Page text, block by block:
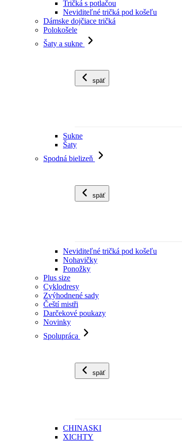
Tričká s potlačou
Neviditeľné tričká pod košeľu
Dámske dojčiace tričká
Polokošele
Šaty a sukne
späť
Sukne
Šaty
Spodná bielizeň
späť
Neviditeľné tričká pod košeľu
Nohavičky
Ponožky
Plus size
Cyklodresy
Zvýhodnené sady
Čeští mistři
Darčekové poukazy
Novinky
Spolupráca
späť
CHINASKI
XICHTY